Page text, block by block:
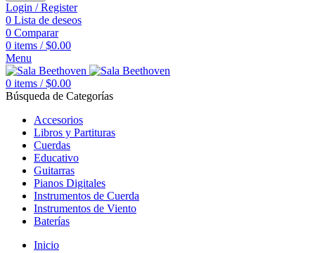
Login / Register
0 Lista de deseos
0 Comparar
0 items / $0.00
Menu
0 items / $0.00
Búsqueda de Categorías
Accesorios
Libros y Partituras
Cuerdas
Educativo
Guitarras
Pianos Digitales
Instrumentos de Cuerda
Instrumentos de Viento
Baterías
Inicio